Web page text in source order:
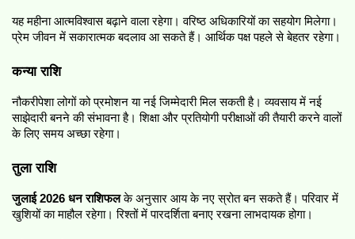
यह महीना आत्मविश्वास बढ़ाने वाला रहेगा। वरिष्ठ अधिकारियों का सहयोग मिलेगा।
प्रेम जीवन में सकारात्मक बदलाव आ सकते हैं। आर्थिक पक्ष पहले से बेहतर रहेगा।
कन्या राशि
नौकरीपेशा लोगों को प्रमोशन या नई जिम्मेदारी मिल सकती है। व्यवसाय में नई
साझेदारी बनने की संभावना है। शिक्षा और प्रतियोगी परीक्षाओं की तैयारी करने वालों
के लिए समय अच्छा रहेगा।
तुला राशि
जुलाई 2026 धन राशिफल के अनुसार आय के नए स्रोत बन सकते हैं। परिवार में
खुशियों का माहौल रहेगा। रिश्तों में पारदर्शिता बनाए रखना लाभदायक होगा।